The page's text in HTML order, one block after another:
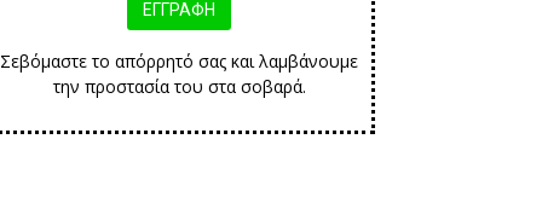
Σεβόμαστε το απόρρητό σας και λαμβάνουμε
την προστασία του στα σοβαρά.